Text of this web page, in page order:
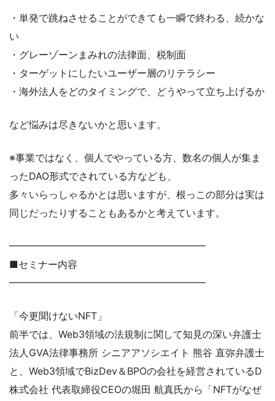
・単発で跳ねさせることができても一瞬で終わる、続かな
い
・グレーゾーンまみれの法律面、税制面
・ターゲットにしたいユーザー層のリテラシー
・海外法人をどのタイミングで、どうやって立ち上げるか
など悩みは尽きないかと思います。
※事業ではなく、個人でやっている方、数名の個人が集ま
ったDAO形式でされている方なども、
多々いらっしゃるかとは思いますが、根っこの部分は実は
同じだったりすることもあるかと考えています。
━━━━━━━━━━━━━━━━━━━━
■セミナー内容
━━━━━━━━━━━━━━━━━━━━
「今更聞けないNFT」
前半では、Web3領域の法規制に関して知見の深い弁護士
法人GVA法律事務所 シニアアソシエイト 熊谷 直弥弁護士
と、Web3領域でBizDev＆BPOの会社を経営されているD
株式会社 代表取締役CEOの堀田 航真氏から「NFTがなぜ